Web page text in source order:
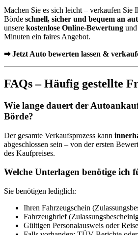
Machen Sie es sich leicht – verkaufen Sie
Börde schnell, sicher und bequem an
unsere kostenlose Online-Bewertung
Minuten ein faires Angebot.
➡ Jetzt Auto bewerten lassen &
FAQs – Häufig gestellte
Wie lange dauert der
Börde?
Der gesamte Verkaufsprozess kann
abgeschlossen sein – von der ersten
des Kaufpreises.
Welche Unterlagen benötige ich
Sie benötigen lediglich:
Ihren Fahrzeugschein
Fahrzeugbrief
Gültigen Personalausweis oder